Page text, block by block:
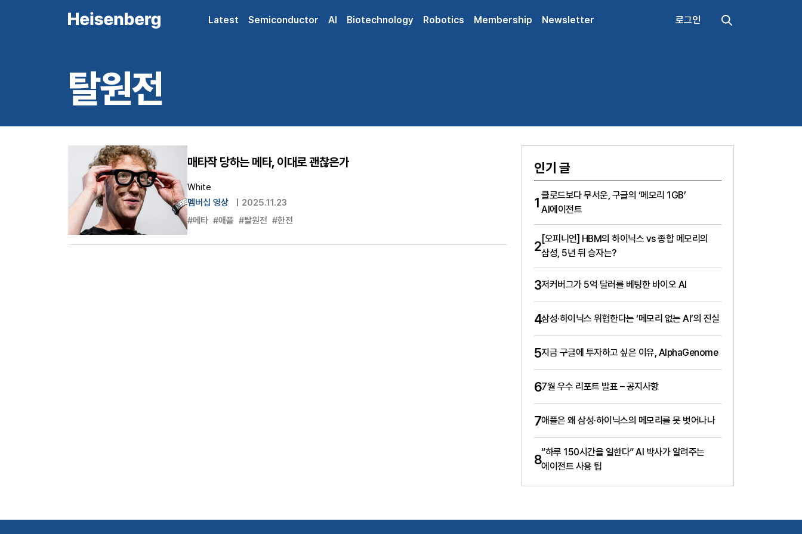
Latest Semiconductor AI Biotechnology Robotics Membership Newsletter 로그인
탈원전
매타작 당하는 메타, 이대로 괜찮은가
White
멤버십 영상
2025.11.23
#메타 #애플 #탈원전 #한전
인기 글
1 클로드보다 무서운, 구글의 ‘메모리 1GB’
AI에이전트
2[오피니언] HBM의 하이닉스 vs 종합 메모리의
삼성, 5년 뒤 승자는?
3저커버그가 5억 달러를 베팅한 바이오 AI
4삼성·하이닉스 위협한다는 ‘메모리 없는 AI’의 진실
5지금 구글에 투자하고 싶은 이유, AlphaGenome
67월 우수 리포트 발표 – 공지사항
7애플은 왜 삼성·하이닉스의 메모리를 못 벗어나나
8“하루 150시간을 일한다” AI 박사가 알려주는
에이전트 사용 팁